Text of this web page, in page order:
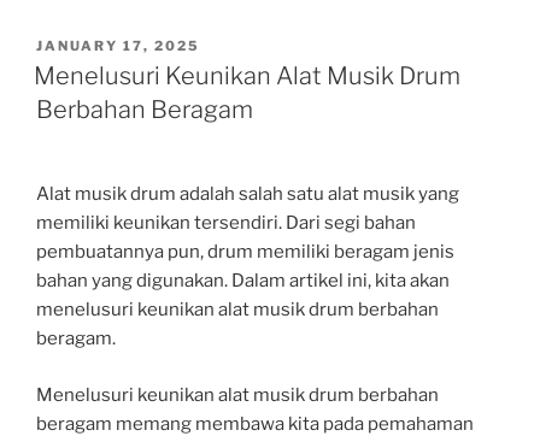
POSTED
ON
JANUARY 17, 2025
Menelusuri Keunikan Alat Musik Drum
Berbahan Beragam
Alat musik drum adalah salah satu alat musik yang
memiliki keunikan tersendiri. Dari segi bahan
pembuatannya pun, drum memiliki beragam jenis
bahan yang digunakan. Dalam artikel ini, kita akan
menelusuri keunikan alat musik drum berbahan
beragam.
Menelusuri keunikan alat musik drum berbahan
beragam memang membawa kita pada pemahaman